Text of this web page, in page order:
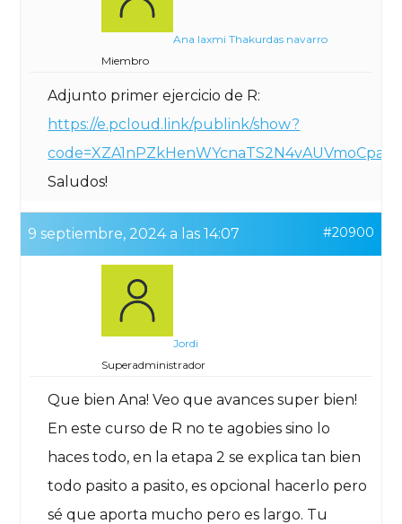
Ana laxmi Thakurdas navarro
Miembro
Adjunto primer ejercicio de R:
https://e.pcloud.link/publink/show?
Saludos!
9 septiembre, 2024 a las 14:07 #20900
Jordi
Superadministrador
Que bien Ana! Veo que avances super bien!
En este curso de R no te agobies sino lo
haces todo, en la etapa 2 se explica tan bien
todo pasito a pasito, es opcional hacerlo pero
sé que aporta mucho pero es largo. Tu